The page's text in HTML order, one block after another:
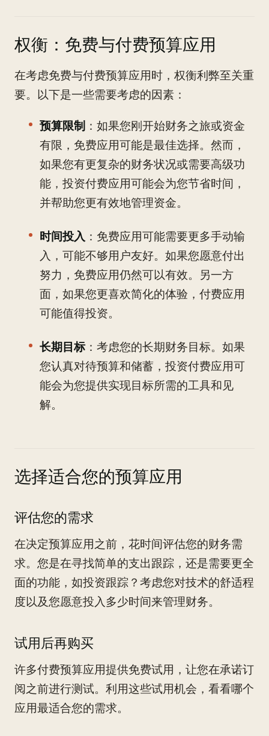
权衡：免费与付费预算应用
在考虑免费与付费预算应用时，权衡利弊至关重
要。以下是一些需要考虑的因素：
预算限制 ：如果您刚开始财务之旅或资金
有限，免费应用可能是最佳选择。然而，
如果您有更复杂的财务状况或需要高级功
能，投资付费应用可能会为您节省时间，
并帮助您更有效地管理资金。
时间投入：免费应用可能需要更多手动输
入，可能不够用户友好。如果您愿意付出
努力，免费应用仍然可以有效。另一方
面，如果您更喜欢简化的体验，付费应用
可能值得投资。
长期目标：考虑您的长期财务目标。如果
您认真对待预算和储蓄，投资付费应用可
能会为您提供实现目标所需的工具和见
解。
选择适合您的预算应用
评估您的需求
在决定预算应用之前，花时间评估您的财务需
求。您是在寻找简单的支出跟踪，还是需要更全
面的功能，如投资跟踪？考虑您对技术的舒适程
度以及您愿意投入多少时间来管理财务。
试用后再购买
许多付费预算应用提供免费试用，让您在承诺订
阅之前进行测试。利用这些试用机会，看看哪个
应用最适合您的需求。